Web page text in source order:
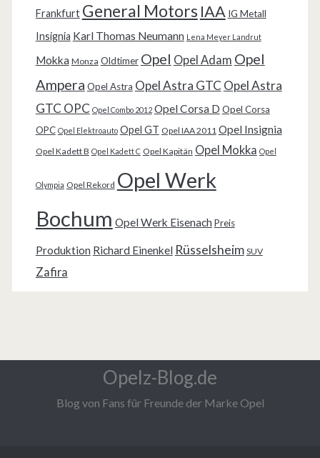
Frankfurt General Motors IAA IG Metall
Insignia Karl Thomas Neumann Lena Meyer Landrut
Mokka Monza Oldtimer Opel Opel Adam Opel
Ampera Opel Astra Opel Astra GTC Opel Astra
GTC OPC Opel Combo 2012 Opel Corsa D Opel Corsa
OPC Opel Elektroauto Opel GT Opel IAA 2011 Opel Insignia
Opel Kadett B Opel Kadett C Opel Kapitän Opel Mokka Opel
Olympia Opel Rekord Opel Werk
Bochum Opel Werk Eisenach Preis
Produktion Richard Einenkel Rüsselsheim SUV
Zafira
Opelz-Blog.de
Blog von Fans für Freunde der Marke Opel